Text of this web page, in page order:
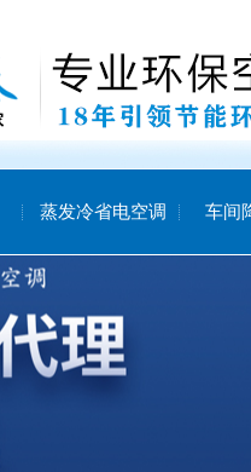
蒸发冷省电空调 车间